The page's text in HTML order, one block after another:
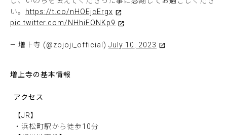
い。 https://t.co/nHOEjcErgx
pic.twitter.com/NHhiFQNKp9
— 増上寺 (@zojoji_official) July 10, 2023
増上寺の基本情報
アクセス
【JR】
・浜松町駅から徒歩10分